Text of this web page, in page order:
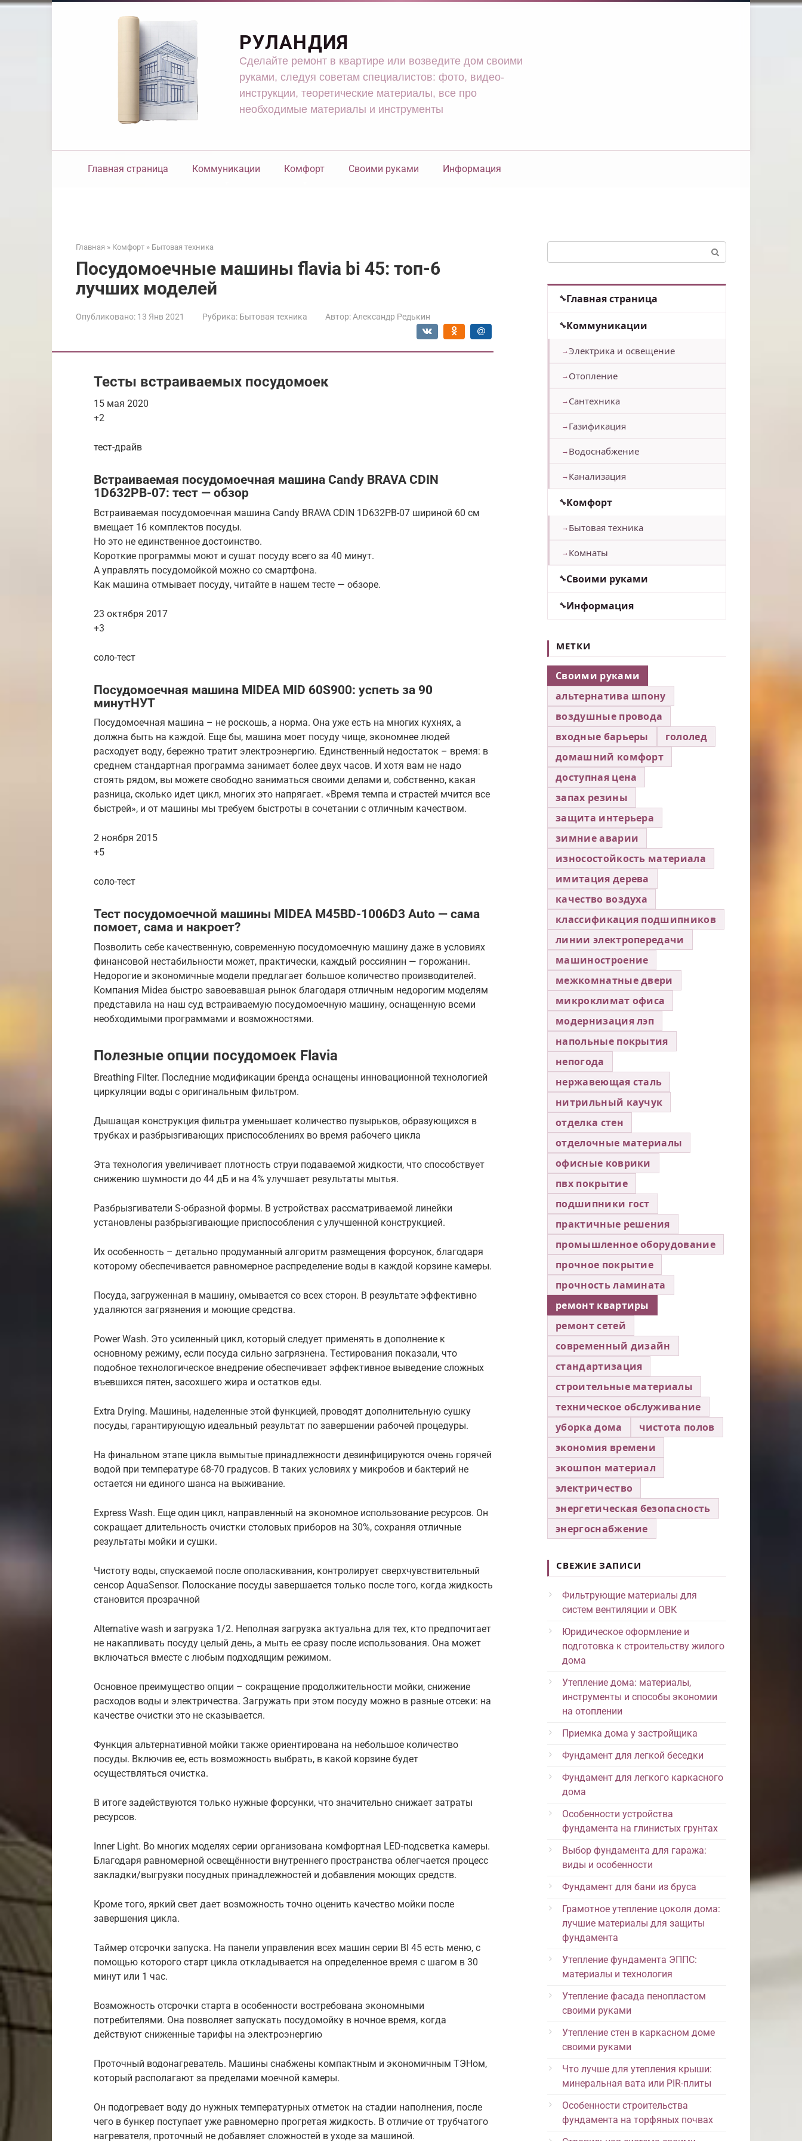
Перейти
РУЛАНДИЯ
Сделайте ремонт в квартире или возведите дом своими
руками, следуя советам специалистов: фото, видео-
инструкции, теоретические материалы, все про
необходимые материалы и инструменты
Главная страница Коммуникации Комфорт Своими руками Информация
Главная » Комфорт » Бытовая техника
Посудомоечные машины flavia bi 45: топ-6
лучших моделей
Опубликовано: 13 Янв 2021 Рубрика: Бытовая техника Автор: Александр Редькин
Тесты встраиваемых посудомоек
15 мая 2020
+2
тест-драйв
Встраиваемая посудомоечная машина Candy BRAVA CDIN
1D632PB-07: тест — обзор
Встраиваемая посудомоечная машина Candy BRAVA CDIN 1D632PB-07 шириной 60 см
вмещает 16 комплектов посуды.
Но это не единственное достоинство.
Короткие программы моют и сушат посуду всего за 40 минут.
А управлять посудомойкой можно со смартфона.
Как машина отмывает посуду, читайте в нашем тесте — обзоре.
23 октября 2017
+3
соло-тест
Посудомоечная машина MIDEA MID 60S900: успеть за 90
минутНУТ
Посудомоечная машина – не роскошь, а норма. Она уже есть на многих кухнях, а
должна быть на каждой. Еще бы, машина моет посуду чище, экономнее людей
расходует воду, бережно тратит электроэнергию. Единственный недостаток – время: в
среднем стандартная программа занимает более двух часов. И хотя вам не надо
стоять рядом, вы можете свободно заниматься своими делами и, собственно, какая
разница, сколько идет цикл, многих это напрягает. «Время темпа и страстей мчится все
быстрей», и от машины мы требуем быстроты в сочетании с отличным качеством.
2 ноября 2015
+5
соло-тест
Тест посудомоечной машины MIDEA M45BD-1006D3 Auto — сама
помоет, сама и накроет?
Позволить себе качественную, современную посудомоечную машину даже в условиях
финансовой нестабильности может, практически, каждый россиянин — горожанин.
Недорогие и экономичные модели предлагает большое количество производителей.
Компания Midea быстро завоевавшая рынок благодаря отличным недорогим моделям
представила на наш суд встраиваемую посудомоечную машину, оснащенную всеми
необходимыми программами и возможностями.
Полезные опции посудомоек Flavia
Breathing Filter. Последние модификации бренда оснащены инновационной технологией
циркуляции воды с оригинальным фильтром.
Дышащая конструкция фильтра уменьшает количество пузырьков, образующихся в
трубках и разбрызгивающих приспособлениях во время рабочего цикла
Эта технология увеличивает плотность струи подаваемой жидкости, что способствует
снижению шумности до 44 дБ и на 4% улучшает результаты мытья.
Разбрызгиватели S-образной формы. В устройствах рассматриваемой линейки
установлены разбрызгивающие приспособления с улучшенной конструкцией.
Их особенность – детально продуманный алгоритм размещения форсунок, благодаря
которому обеспечивается равномерное распределение воды в каждой корзине камеры.
Посуда, загруженная в машину, омывается со всех сторон. В результате эффективно
удаляются загрязнения и моющие средства.
Power Wash. Это усиленный цикл, который следует применять в дополнение к
основному режиму, если посуда сильно загрязнена. Тестирования показали, что
подобное технологическое внедрение обеспечивает эффективное выведение сложных
въевшихся пятен, засохшего жира и остатков еды.
Extra Drying. Машины, наделенные этой функцией, проводят дополнительную сушку
посуды, гарантирующую идеальный результат по завершении рабочей процедуры.
На финальном этапе цикла вымытые принадлежности дезинфицируются очень горячей
водой при температуре 68-70 градусов. В таких условиях у микробов и бактерий не
остается ни единого шанса на выживание.
Express Wash. Еще один цикл, направленный на экономное использование ресурсов. Он
сокращает длительность очистки столовых приборов на 30%, сохраняя отличные
результаты мойки и сушки.
Чистоту воды, спускаемой после ополаскивания, контролирует сверхчувствительный
сенсор AquaSensor. Полоскание посуды завершается только после того, когда жидкость
становится прозрачной
Alternative wash и загрузка 1/2. Неполная загрузка актуальна для тех, кто предпочитает
не накапливать посуду целый день, а мыть ее сразу после использования. Она может
включаться вместе с любым подходящим режимом.
Основное преимущество опции – сокращение продолжительности мойки, снижение
расходов воды и электричества. Загружать при этом посуду можно в разные отсеки: на
качестве очистки это не сказывается.
Функция альтернативной мойки также ориентирована на небольшое количество
посуды. Включив ее, есть возможность выбрать, в какой корзине будет
осуществляться очистка.
В итоге задействуются только нужные форсунки, что значительно снижает затраты
ресурсов.
Inner Light. Во многих моделях серии организована комфортная LED-подсветка камеры.
Благодаря равномерной освещённости внутреннего пространства облегчается процесс
закладки/выгрузки посудных принадлежностей и добавления моющих средств.
Кроме того, яркий свет дает возможность точно оценить качество мойки после
завершения цикла.
Таймер отсрочки запуска. На панели управления всех машин серии BI 45 есть меню, с
помощью которого старт цикла откладывается на определенное время с шагом в 30
минут или 1 час.
Возможность отсрочки старта в особенности востребована экономными
потребителями. Она позволяет запускать посудомойку в ночное время, когда
действуют сниженные тарифы на электроэнергию
Проточный водонагреватель. Машины снабжены компактным и экономичным ТЭНом,
который располагают за пределами моечной камеры.
Он подогревает воду до нужных температурных отметок на стадии наполнения, после
чего в бункер поступает уже равномерно прогретая жидкость. В отличие от трубчатого
нагревателя, проточный не добавляет сложностей в уходе за машиной.
Главная страница
Коммуникации
Электрика и освещение
Отопление
Сантехника
Газификация
Водоснабжение
Канализация
Комфорт
Бытовая техника
Комнаты
Своими руками
Информация
МЕТКИ
Своими руками
альтернатива шпону
воздушные провода
входные барьеры
гололед
домашний комфорт
доступная цена
запах резины
защита интерьера
зимние аварии
износостойкость материала
имитация дерева
качество воздуха
классификация подшипников
линии электропередачи
машиностроение
межкомнатные двери
микроклимат офиса
модернизация лэп
напольные покрытия
непогода
нержавеющая сталь
нитрильный каучук
отделка стен
отделочные материалы
офисные коврики
пвх покрытие
подшипники гост
практичные решения
промышленное оборудование
прочное покрытие
прочность ламината
ремонт квартиры
ремонт сетей
современный дизайн
стандартизация
строительные материалы
техническое обслуживание
уборка дома
чистота полов
экономия времени
экошпон материал
электричество
энергетическая безопасность
энергоснабжение
СВЕЖИЕ ЗАПИСИ
Фильтрующие материалы для
систем вентиляции и ОВК
Юридическое оформление и
подготовка к строительству жилого
дома
Утепление дома: материалы,
инструменты и способы экономии
на отоплении
Приемка дома у застройщика
Фундамент для легкой беседки
Фундамент для легкого каркасного
дома
Особенности устройства
фундамента на глинистых грунтах
Выбор фундамента для гаража:
виды и особенности
Фундамент для бани из бруса
Грамотное утепление цоколя дома:
лучшие материалы для защиты
фундамента
Утепление фундамента ЭППС:
материалы и технология
Утепление фасада пенопластом
своими руками
Утепление стен в каркасном доме
своими руками
Что лучше для утепления крыши:
минеральная вата или PIR-плиты
Особенности строительства
фундамента на торфяных почвах